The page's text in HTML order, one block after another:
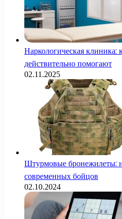
Наркологическая клиника:
действительно помогают
02.11.2025
Штурмовые бронежилеты:
современных бойцов
02.10.2024